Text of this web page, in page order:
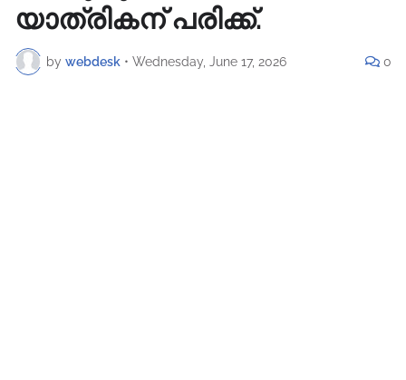
യാത്രികന് പരിക്ക്.
by webdesk • Wednesday, June 17, 2026 0